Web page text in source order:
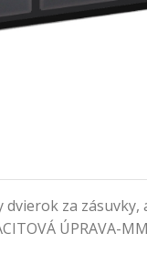
za zásuvky,
ÚPRAVA-